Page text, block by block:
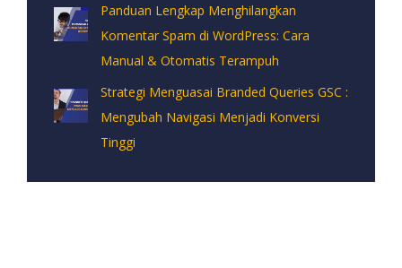
Panduan Lengkap Menghilangkan
Komentar Spam di WordPress: Cara
Manual & Otomatis Terampuh
Strategi Menguasai Branded Queries GSC :
Mengubah Navigasi Menjadi Konversi
Tinggi